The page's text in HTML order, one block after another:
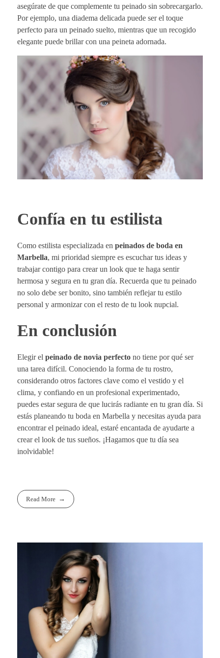
asegúrate de que complemente tu peinado sin sobrecargarlo.
Por ejemplo, una diadema delicada puede ser el toque
perfecto para un peinado suelto, mientras que un recogido
elegante puede brillar con una peineta adornada.
Confía en tu estilista
Como estilista especializada en peinados de boda en
Marbella, mi prioridad siempre es escuchar tus ideas y
trabajar contigo para crear un look que te haga sentir
hermosa y segura en tu gran día. Recuerda que tu peinado
no solo debe ser bonito, sino también reflejar tu estilo
personal y armonizar con el resto de tu look nupcial.
En conclusión
Elegir el peinado de novia perfecto no tiene por qué ser
una tarea difícil. Conociendo la forma de tu rostro,
considerando otros factores clave como el vestido y el
clima, y confiando en un profesional experimentado,
puedes estar segura de que lucirás radiante en tu gran día. Si
estás planeando tu boda en Marbella y necesitas ayuda para
encontrar el peinado ideal, estaré encantada de ayudarte a
crear el look de tus sueños. ¡Hagamos que tu día sea
inolvidable!
Read More